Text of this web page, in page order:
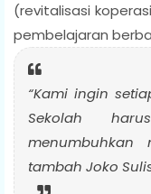
(revitalisasi
pembelajaran
“Kami ingin
Sekolah
menumbuhkan
tambah Joko